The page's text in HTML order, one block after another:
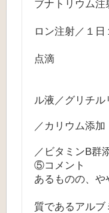
ブナトリウム注
／プ
ロン注射／１日
アルブ
点滴
整腸剤
２４時
ル液／グリチル
／カリウム添加
／ビタミンB群
⑤コメント
あるものの、や
しかし
質であるアルブ